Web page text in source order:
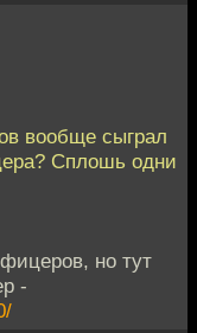
вообще сыграл
Сплошь одни
но тут
-